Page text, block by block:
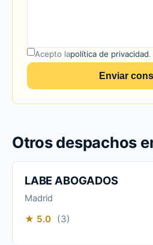
Acepto lapolítica de privacidad.
Enviar
Otros despachos
LABE ABOGADOS
Madrid
★ 5.0 (3)